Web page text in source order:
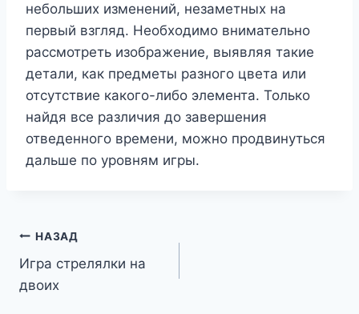
небольших изменений, незаметных на
первый взгляд. Необходимо внимательно
рассмотреть изображение, выявляя такие
детали, как предметы разного цвета или
отсутствие какого-либо элемента. Только
найдя все различия до завершения
отведенного времени, можно продвинуться
дальше по уровням игры.
Навигация
по
НАЗАД
Игра стрелялки на
двоих